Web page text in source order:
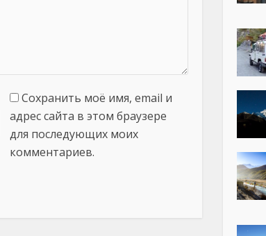
Сохранить моё имя, email и
адрес сайта в этом браузере
для последующих моих
комментариев.